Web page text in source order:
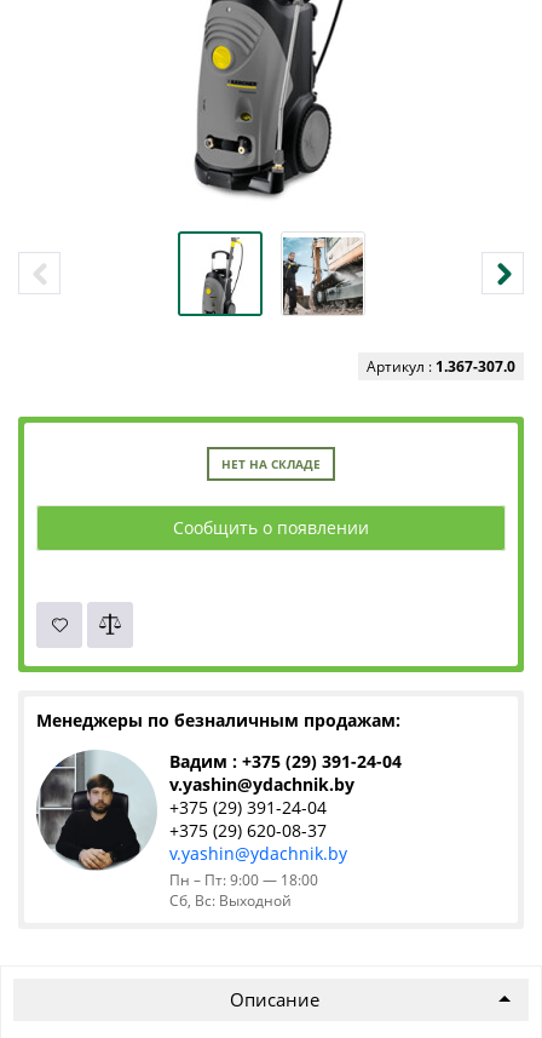
Артикул : 1.367-307.0
НЕТ НА СКЛАДЕ
Сообщить о появлении
Менеджеры по безналичным продажам:
Вадим : +375 (29) 391-24-04
v.yashin@ydachnik.by
+375 (29) 391-24-04
+375 (29) 620-08-37
v.yashin@ydachnik.by
Пн – Пт: 9:00 — 18:00
Сб, Вс: Выходной
Описание